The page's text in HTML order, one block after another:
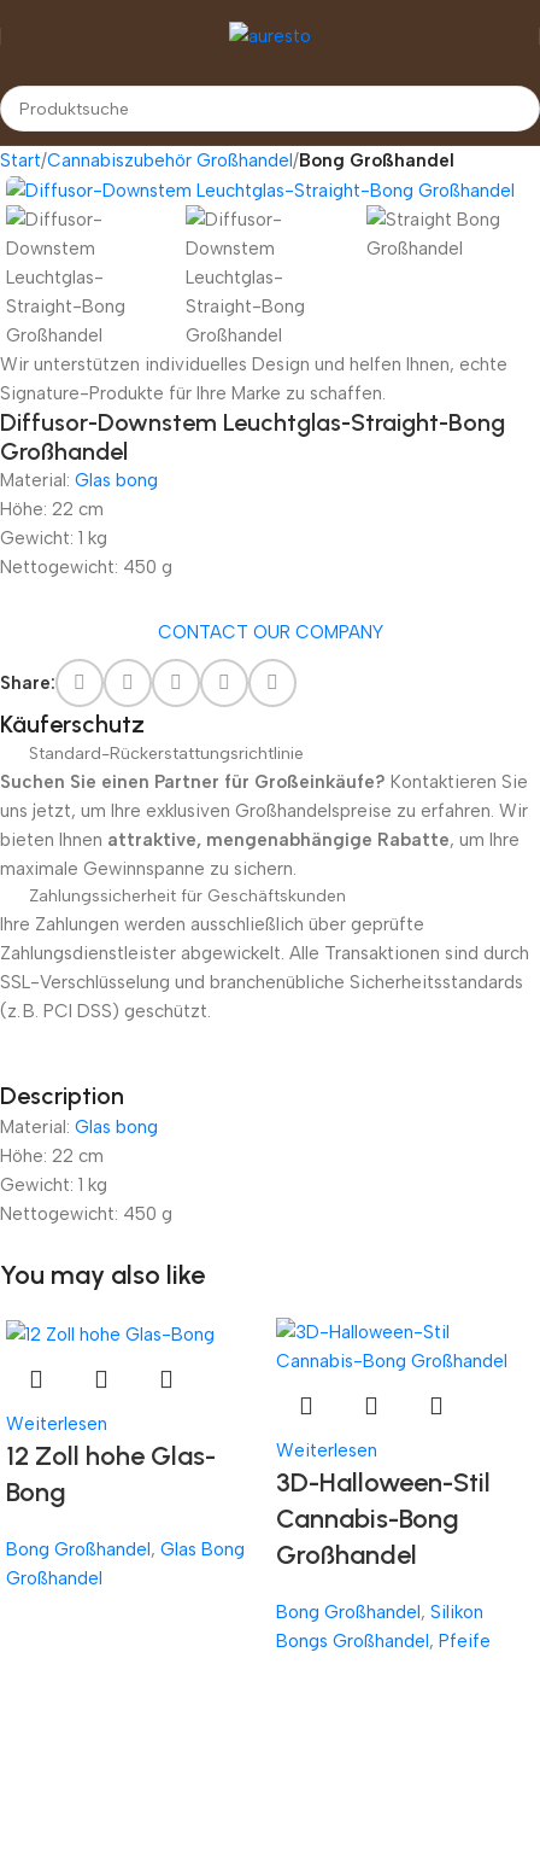
Start Cannabiszubehör Großhandel Bong Großhandel
Wir unterstützen individuelles Design und helfen Ihnen, echte
Signature-Produkte für Ihre Marke zu schaffen.
Diffusor-Downstem Leuchtglas-Straight-Bong
Großhandel
Material: Glas bong
Höhe: 22 cm
Gewicht: 1 kg
Nettogewicht: 450 g
CONTACT OUR COMPANY
Share:
Käuferschutz
Standard-Rückerstattungsrichtlinie
Suchen Sie einen Partner für Großeinkäufe? Kontaktieren Sie
uns jetzt, um Ihre exklusiven Großhandelspreise zu erfahren. Wir
bieten Ihnen attraktive, mengenabhängige Rabatte, um Ihre
maximale Gewinnspanne zu sichern.
Zahlungssicherheit für Geschäftskunden
Ihre Zahlungen werden ausschließlich über geprüfte
Zahlungsdienstleister abgewickelt. Alle Transaktionen sind durch
SSL-Verschlüsselung und branchenübliche Sicherheitsstandards
(z. B. PCI DSS) geschützt.
Unbeatable offers
Black Friday Blowout!
Description
Material: Glas bong
Höhe: 22 cm
Gewicht: 1 kg
Nettogewicht: 450 g
You may also like
Weiterlesen
12 Zoll hohe Glas-
Bong
Bong Großhandel, Glas Bong
Großhandel
Weiterlesen
3D-Halloween-Stil
Cannabis-Bong
Großhandel
Bong Großhandel, Silikon
Bongs Großhandel, Pfeife